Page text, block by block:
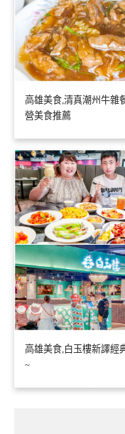
高雄美食,清真潮州牛雜
營美食推薦
高雄美食,白玉樓新譯經
~